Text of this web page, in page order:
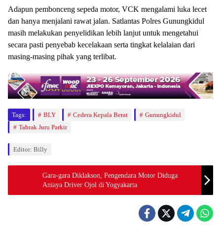
Adapun pembonceng sepeda motor, VCK mengalami luka lecet
dan hanya menjalani rawat jalan. Satlantas Polres Gunungkidul
masih melakukan penyelidikan lebih lanjut untuk mengetahui
secara pasti penyebab kecelakaan serta tingkat kelalaian dari
masing-masing pihak yang terlibat.
Tags: BLY Cedera Kepala Berat
Gunungkidul
Tabrak Juru Parkir
Editor: Billy
Gara-gara Diklakson, Pengendara Motor Diduga
Aniaya Driver Ojol di Yogyakarta